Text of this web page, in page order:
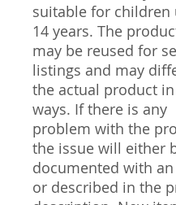
suitable for children
14 years. The
may be reused for
listings and may
the actual product
ways. If there is any
problem with the
the issue will either
documented with
or described in the